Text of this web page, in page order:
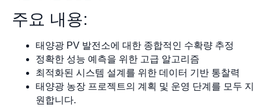
주요 내용:
태양광 PV 발전소에 대한 종합적인 수확량 추정
정확한 성능 예측을 위한 고급 알고리즘
최적화된 시스템 설계를 위한 데이터 기반 통찰력
태양광 농장 프로젝트의 계획 및 운영 단계를 모두 지
원합니다.